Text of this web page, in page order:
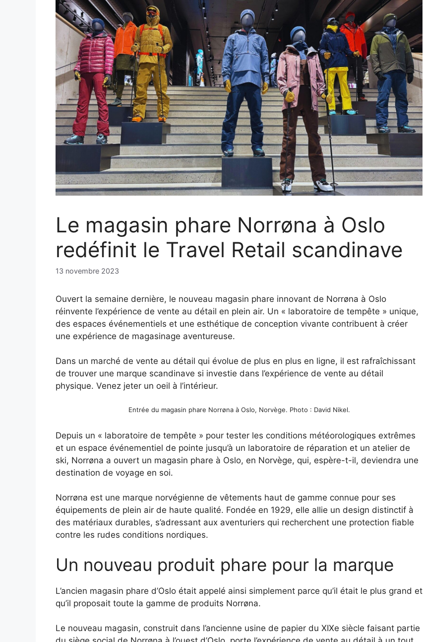
Le magasin phare Norrøna à Oslo
redéfinit le Travel Retail scandinave
13 novembre 2023
Ouvert la semaine dernière, le nouveau magasin phare innovant de Norrøna à Oslo
réinvente l’expérience de vente au détail en plein air. Un « laboratoire de tempête » unique,
des espaces événementiels et une esthétique de conception vivante contribuent à créer
une expérience de magasinage aventureuse.
Dans un marché de vente au détail qui évolue de plus en plus en ligne, il est rafraîchissant
de trouver une marque scandinave si investie dans l’expérience de vente au détail
physique. Venez jeter un oeil à l’intérieur.
Entrée du magasin phare Norrøna à Oslo, Norvège. Photo : David Nikel.
Depuis un « laboratoire de tempête » pour tester les conditions météorologiques extrêmes
et un espace événementiel de pointe jusqu’à un laboratoire de réparation et un atelier de
ski, Norrøna a ouvert un magasin phare à Oslo, en Norvège, qui, espère-t-il, deviendra une
destination de voyage en soi.
Norrøna est une marque norvégienne de vêtements haut de gamme connue pour ses
équipements de plein air de haute qualité. Fondée en 1929, elle allie un design distinctif à
des matériaux durables, s’adressant aux aventuriers qui recherchent une protection fiable
contre les rudes conditions nordiques.
Un nouveau produit phare pour la marque
L’ancien magasin phare d’Oslo était appelé ainsi simplement parce qu’il était le plus grand et
qu’il proposait toute la gamme de produits Norrøna.
Le nouveau magasin, construit dans l’ancienne usine de papier du XIXe siècle faisant partie